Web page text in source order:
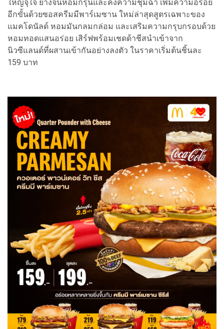
ใหญ่จุใจ ย่างจนหอมกรุ่นและคงความชุ่มฉ่ำ เพิ่มความอร่อย
อีกขั้นด้วยซอสครีมมีพาร์เมซาน ใหม่ล่าสุดสูตรเฉพาะของ
แมคโดนัลด์ หอมมันกลมกล่อม และเสริมความกรุบกรอบด้วย
หอมทอดแสนอร่อย เสิร์ฟพร้อมเชดด้าชีสนำเข้าจาก
นิวซีแลนด์ที่ผสานเข้ากันอย่างลงตัว ในราคาเริ่มต้นชิ้นละ
159 บาท